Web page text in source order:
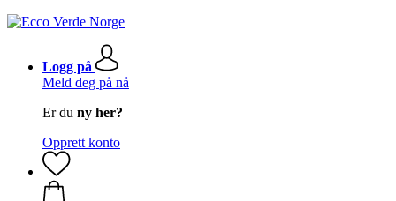
Logg på
Meld deg på nå
Er du ny her?
Opprett konto